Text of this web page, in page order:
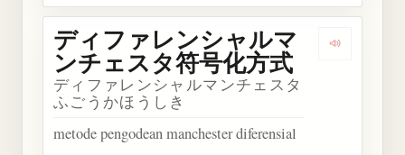
ディファレンシャルマ
ンチェスタ符号化方式
ディファレンシャルマンチェスタ
ふごうかほうしき
metode pengodean manchester diferensial